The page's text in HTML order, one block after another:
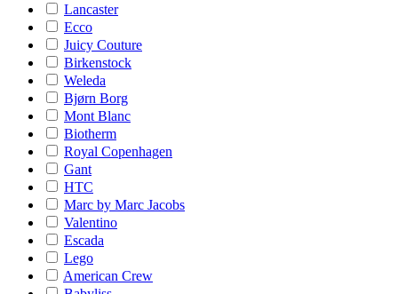
Lancaster
Ecco
Juicy Couture
Birkenstock
Weleda
Bjørn Borg
Mont Blanc
Biotherm
Royal Copenhagen
Gant
HTC
Marc by Marc Jacobs
Valentino
Escada
Lego
American Crew